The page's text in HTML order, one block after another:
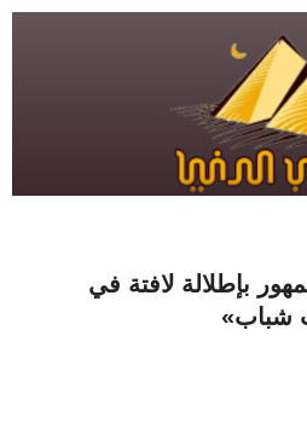
بإطلالة لافتة في
شباب»